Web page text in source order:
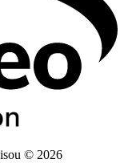
© 2026